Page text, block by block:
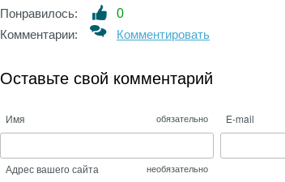
Понравилось:
0
Комментарии:
Комментировать
Оставьте свой комментарий
Имя обязательно E-mail
Адрес вашего сайта необязательно